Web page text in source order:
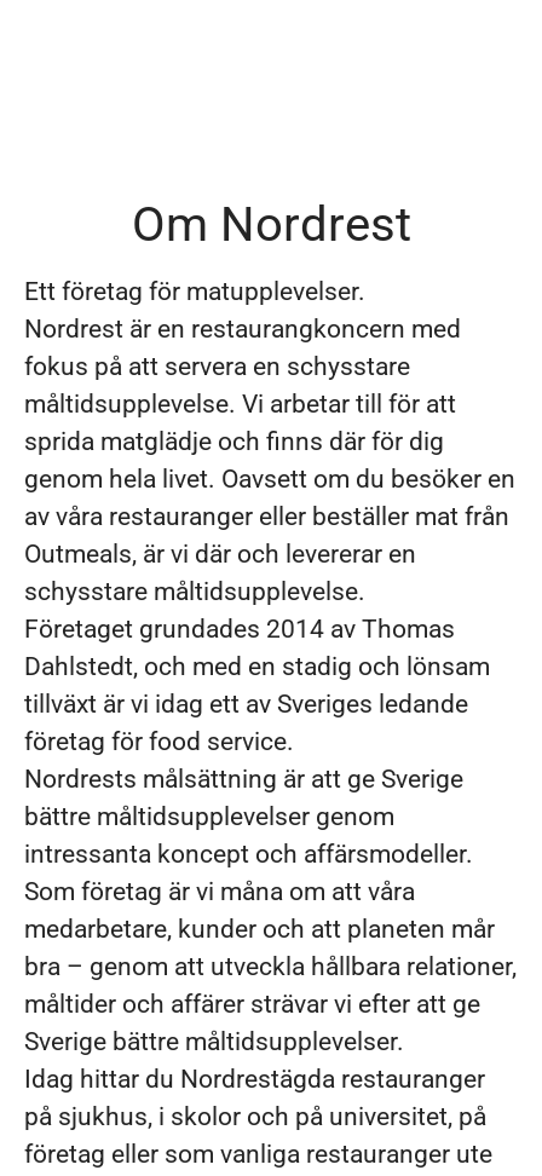
Om Nordrest
Ett företag för matupplevelser.
Nordrest är en restaurangkoncern med
fokus på att servera en schysstare
måltidsupplevelse. Vi arbetar till för att
sprida matglädje och finns där för dig
genom hela livet. Oavsett om du besöker en
av våra restauranger eller beställer mat från
Outmeals, är vi där och levererar en
schysstare måltidsupplevelse.
Företaget grundades 2014 av Thomas
Dahlstedt, och med en stadig och lönsam
tillväxt är vi idag ett av Sveriges ledande
företag för food service.
Nordrests målsättning är att ge Sverige
bättre måltidsupplevelser genom
intressanta koncept och affärsmodeller.
Som företag är vi måna om att våra
medarbetare, kunder och att planeten mår
bra – genom att utveckla hållbara relationer,
måltider och affärer strävar vi efter att ge
Sverige bättre måltidsupplevelser.
Idag hittar du Nordrestägda restauranger
på sjukhus, i skolor och på universitet, på
företag eller som vanliga restauranger ute